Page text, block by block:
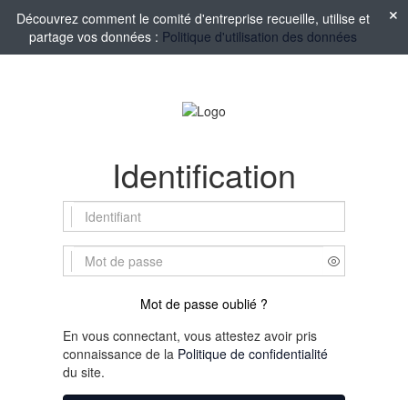
Découvrez comment le comité d'entreprise recueille, utilise et
partage vos données : Politique d'utilisation des données
Identification
Mot de passe oublié ?
En vous connectant, vous attestez avoir pris
connaissance de la Politique de confidentialité
du site.